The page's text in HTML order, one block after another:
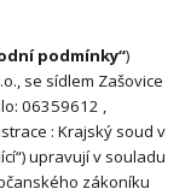
podmínky“)
se sídlem Zašovice
06359612 ,
: Krajský soud v
upravují v souladu
zákoníku